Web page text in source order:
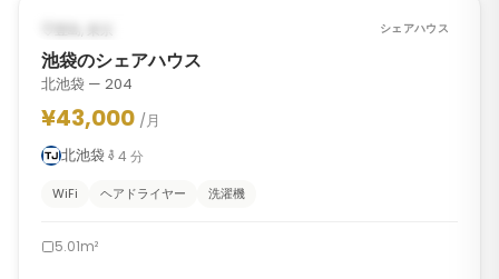
2026年10月23日から（予定） シェアハウス
池袋のシェアハウス
北池袋 — 204
¥43,000 /月
北池袋
4 分
WiFi ヘアドライヤー 洗濯機
5.01m²